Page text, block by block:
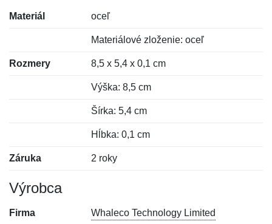
Materiál oceľ
Materiálové zloženie: oceľ
Rozmery 8,5 x 5,4 x 0,1 cm
Výška: 8,5 cm
Šírka: 5,4 cm
Hĺbka: 0,1 cm
Záruka 2 roky
Výrobca
Firma Whaleco Technology Limited